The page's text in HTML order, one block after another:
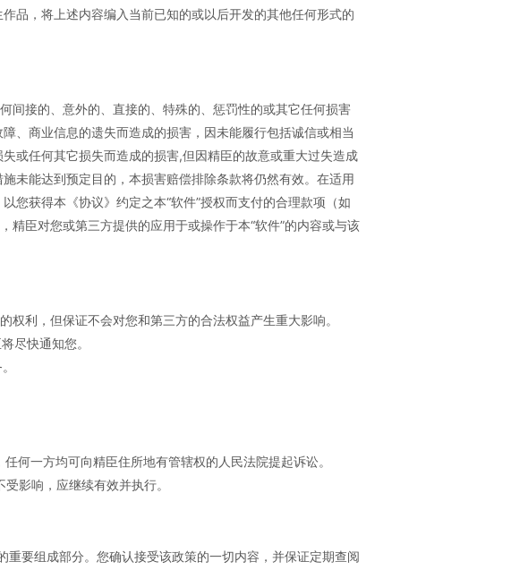
品，将上述内容编入当前已知的或以后开发的其他任何形式的
间接的、意外的、直接的、特殊的、惩罚性的或其它任何损害
、商业信息的遗失而造成的损害，因未能履行包括诚信或相当
或任何其它损失而造成的损害,但因精臣的故意或重大过失造成
未能达到预定目的，本损害赔偿排除条款将仍然有效。在适用
您获得本《协议》约定之本“软件”授权而支付的合理款项（如
精臣对您或第三方提供的应用于或操作于本“软件”的内容或与该
利，但保证不会对您和第三方的合法权益产生重大影响。
尽快通知您。
何一方均可向精臣住所地有管辖权的人民法院提起诉讼。
影响，应继续有效并执行。
重要组成部分。您确认接受该政策的一切内容，并保证定期查阅